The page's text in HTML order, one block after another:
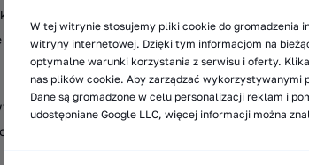
klasy elementy konstrukcyjne przekładają się
i cztery opcje ustawienia podestu
w 2015 roku, jego przebieg
2 000kg, długość wideł to 1 150 mm.
W tej witrynie stosujemy pliki cookie do gromadzenia
witryny internetowej. Dzięki tym informacjom na
optymalne warunki korzystania z serwisu i oferty.
nas plików cookie. Aby zarządzać
Dane są gromadzone w celu personalizacji reklam i
udostępniane Google LLC, więcej informacji można